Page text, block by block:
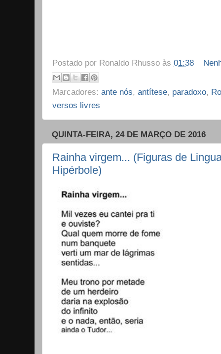
Postado por Ronaldo Rhusso às 01:38
Marcadores: ante nós, antítese, paradoxo,
versos livres
QUINTA-FEIRA, 24 DE MARÇO DE 2016
Rainha virgem... (Figuras de
Hipérbole)